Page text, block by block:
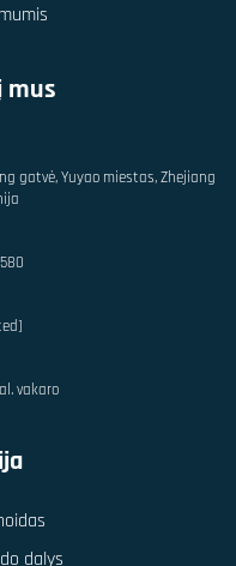
mus
gatvė, Yuyao miestas, Zhejiang
vakaro
dalys